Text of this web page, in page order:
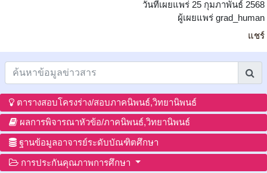
วันที่เผยแพร่ 25 กุมภาพันธ์ 2568
ผู้เผยแพร่ grad_human
แชร์
ตารางสอบโครงร่าง/สอบภาคนิพนธ์,วิทยานิพนธ์
ผลการพิจารณาหัวข้อ/ภาคนิพนธ์,วิทยานิพนธ์
ฐานข้อมูลอาจารย์ระดับบัณฑิตศึกษา
การประกันคุณภาพการศึกษา